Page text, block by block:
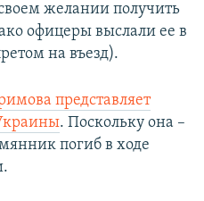
желании получить
офицеры выслали ее в
на въезд).
представляет
. Поскольку она –
погиб в ходе